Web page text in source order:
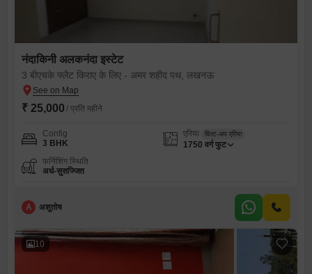
नंदाकिनी अलकनंदा इस्टेट
3 बीएचके फ्लैट किराए के लिए - अमर शहीद पथ, लखनऊ
₹ 25,000 / प्रति महीने
Config
3 BHK
एरिया बिल्ट-अप एरिया
1750 वर्ग फुट
फर्निशिंग स्थिति
अर्ध-सुसज्जित
A अशुतोष
10